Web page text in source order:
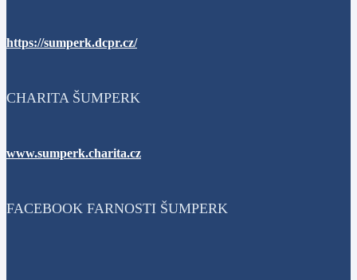
https://sumperk.dcpr.cz/
CHARITA ŠUMPERK
www.sumperk.charita.cz
FACEBOOK FARNOSTI ŠUMPERK